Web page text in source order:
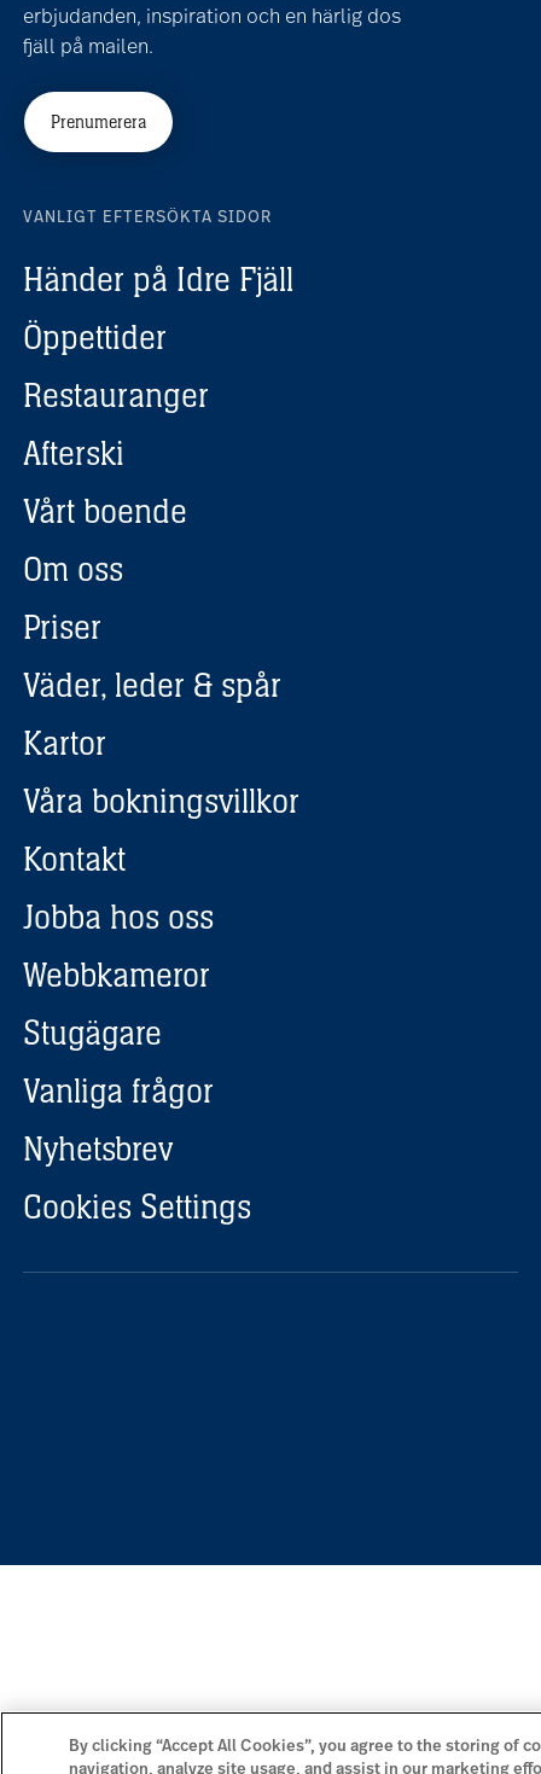
erbjudanden, inspiration och en härlig dos
fjäll på mailen.
Prenumerera
VANLIGT EFTERSÖKTA SIDOR
Händer på Idre Fjäll
Öppettider
Restauranger
Afterski
Vårt boende
Om oss
Priser
Väder, leder & spår
Kartor
Våra bokningsvillkor
Kontakt
Jobba hos oss
Webbkameror
Stugägare
Vanliga frågor
Nyhetsbrev
Cookies Settings
By clicking “Accept All Cookies”, you agree to the storing of
navigation, analyze site usage, and assist in our marketing